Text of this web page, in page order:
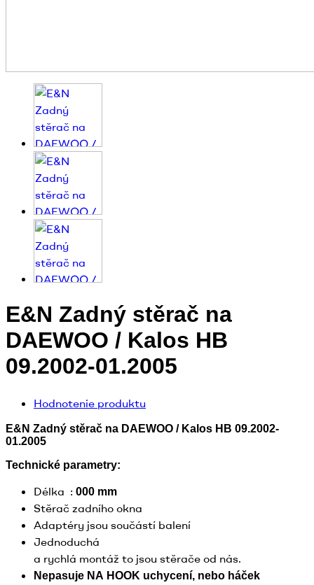
E&N Zadný stěrač na
DAEWOO / Kalos HB
09.2002-01.2005
Hodnotenie produktu
E&N Zadný stěrač na DAEWOO / Kalos HB 09.2002-
01.2005
Technické parametry:
Délka : 000 mm
Stěrač zadního okna
Adaptéry jsou součástí balení
Jednoduchá
a rychlá montáž to jsou stěrače od nás.
Nepasuje NA HOOK uchycení, nebo háček